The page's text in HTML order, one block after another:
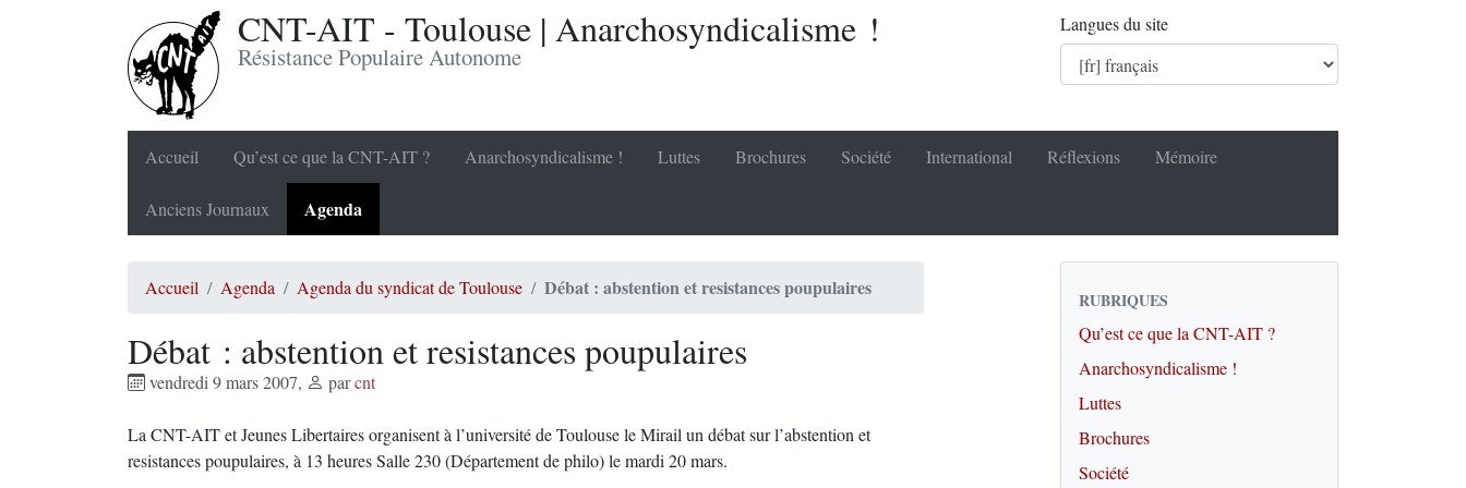
CNT-AIT - Toulouse | Anarchosyndicalisme !
Résistance Populaire Autonome
Langues du site
Accueil Qu’est ce que la CNT-AIT ? Anarchosyndicalisme ! Luttes Brochures Société International Réflexions Mémoire
Anciens Journaux Agenda
Accueil Agenda Agenda du syndicat de Toulouse Débat : abstention et resistances poupulaires
Débat : abstention et resistances poupulaires
vendredi 9 mars 2007, parcnt
La CNT-AIT et Jeunes Libertaires organisent à l’université de Toulouse le Mirail un débat sur l’abstention et
resistances poupulaires, à 13 heures Salle 230 (Département de philo) le mardi 20 mars.
RUBRIQUES
Qu’est ce que la CNT-AIT ?
Anarchosyndicalisme !
Luttes
Brochures
Société